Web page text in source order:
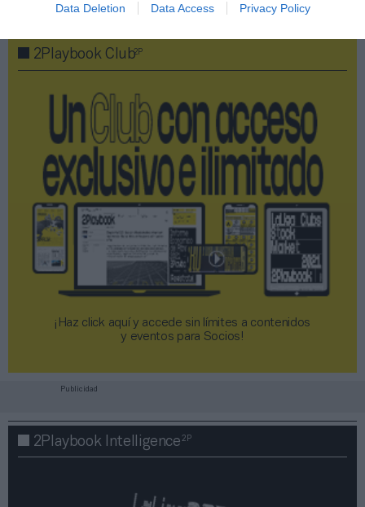
Data Deletion Data Access Privacy Policy
2Playbook Club2P
¡Haz click aquí y accede sin límites a contenidos
y eventos para Socios!​​​​​​​
Publicidad
2Playbook Intelligence2P